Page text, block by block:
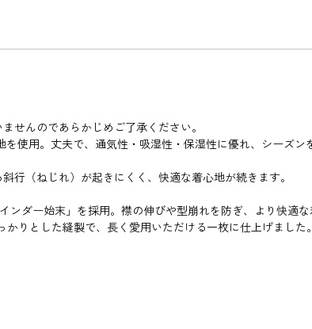
せんのであらかじめご了承ください。
使用。丈夫で、通気性・吸湿性・保湿性に優れ、シーズ
行（ねじれ）が起きにくく、快適な着心地が続きます。
ンダー始末」を採用。襟の伸びや型崩れを防ぎ、より快適
りとした縫製で、長く愛用いただける一枚に仕上げました